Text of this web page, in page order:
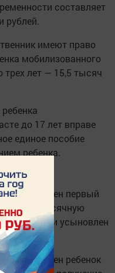
составляет
рублей.
имеют право
мобилизованного
трех лет — 15,5 тысяч
до 17 лет вправе
единое пособие
ребенка.
усыновлен первый
на ежемесячную
рожден или усыновлен
рублей.
усыновлен ребенок